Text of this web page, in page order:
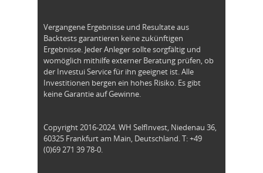
Vergangene Ergebnisse und Resultate aus
Backtests garantieren keine zukünftigen
Ergebnisse. Jeder Anleger sollte sorgfältig und
womöglich mithilfe externer Beratung prüfen, ob
der Investui Service für ihn geeignet ist. Alle
Investitionen bergen ein hohes Risiko. Es gibt
keine Garantie auf Gewinne.
Copyright 2016-2024. WH SelfInvest, Niedenau 36,
60325 Frankfurt am Main, Deutschland. T: +49
(0)69 271 39 78-0.